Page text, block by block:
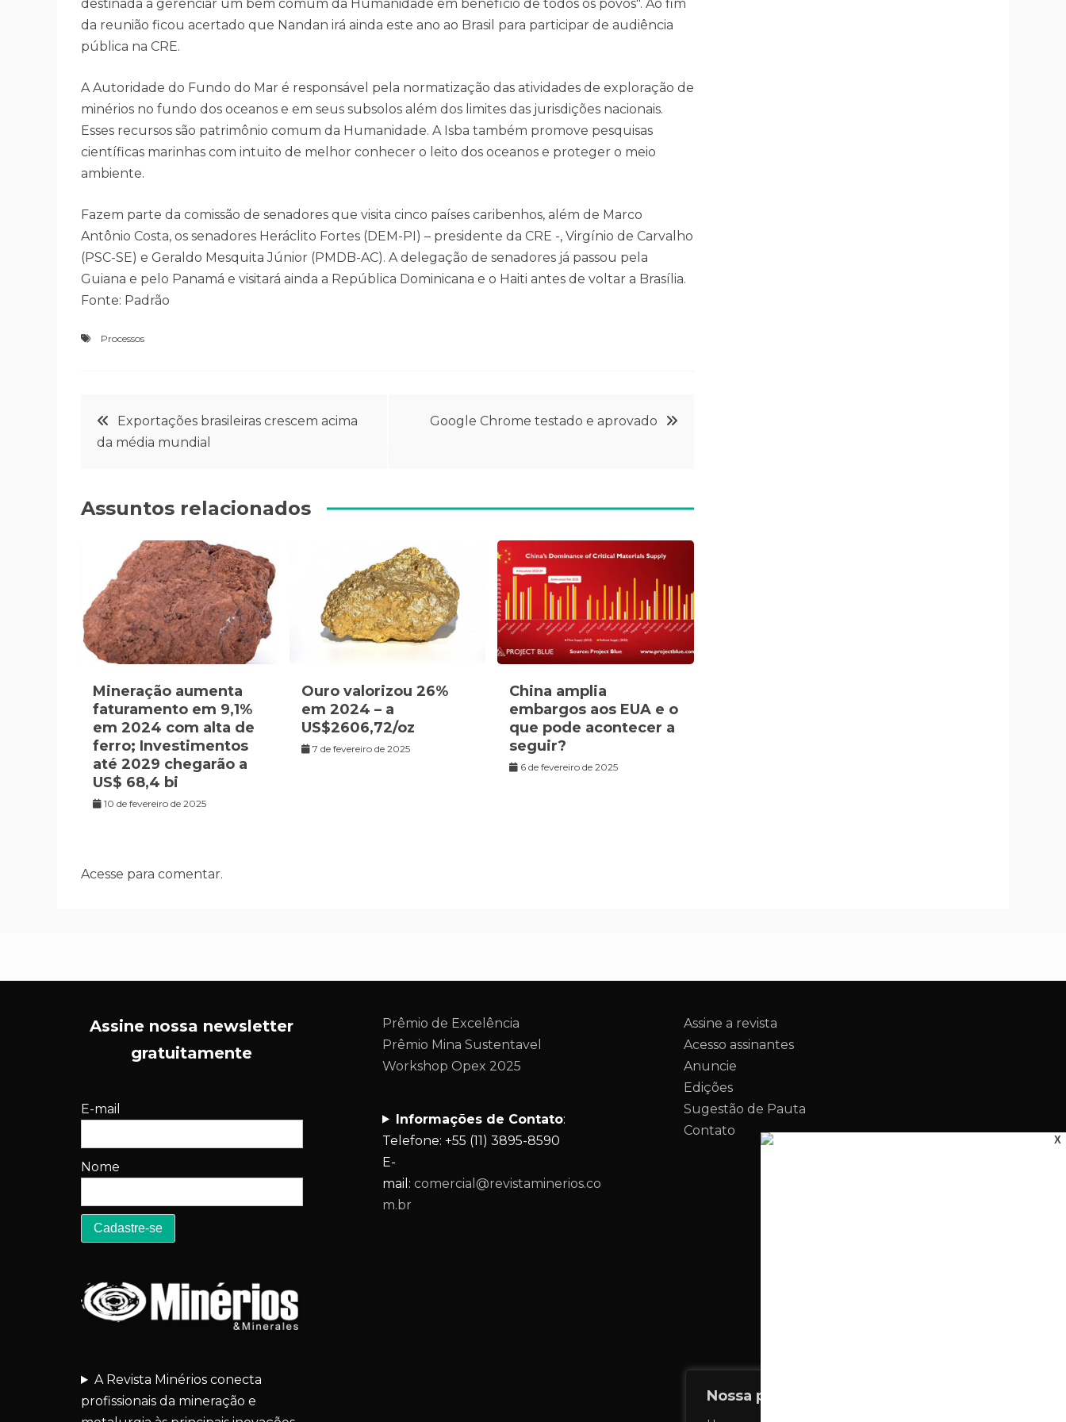
Nossa política de Privacidade
destinada a gerenciar um bem comum da Humanidade em benefício de todos os povos". Ao fim
da reunião ficou acertado que Nandan irá ainda este ano ao Brasil para participar de audiência
pública na CRE.
A Autoridade do Fundo do Mar é responsável pela normatização das atividades de exploração de
minérios no fundo dos oceanos e em seus subsolos além dos limites das jurisdições nacionais.
Esses recursos são patrimônio comum da Humanidade. A Isba também promove pesquisas
científicas marinhas com intuito de melhor conhecer o leito dos oceanos e proteger o meio
ambiente.
Fazem parte da comissão de senadores que visita cinco países caribenhos, além de Marco
Antônio Costa, os senadores Heráclito Fortes (DEM-PI) – presidente da CRE -, Virgínio de Carvalho
(PSC-SE) e Geraldo Mesquita Júnior (PMDB-AC). A delegação de senadores já passou pela
Guiana e pelo Panamá e visitará ainda a República Dominicana e o Haiti antes de voltar a Brasília.
Fonte: Padrão
Processos
Navegação
de
Post
Exportações brasileiras crescem acima
da média mundial
Google Chrome testado e aprovado
Assuntos relacionados
Mineração aumenta
faturamento em 9,1%
em 2024 com alta de
ferro; Investimentos
até 2029 chegarão a
US$ 68,4 bi
10 de fevereiro de 2025
Ouro valorizou 26%
em 2024 – a
US$2606,72/oz
7 de fevereiro de 2025
China amplia
embargos aos EUA e o
que pode acontecer a
seguir?
6 de fevereiro de 2025
Acesse para comentar.
Assine nossa newsletter
gratuitamente
E-mail
Nome
A Revista Minérios conecta
profissionais da mineração e
Prêmio de Excelência
Prêmio Mina Sustentavel
Workshop Opex 2025
Informações de Contato:
Telefone: +55 (11) 3895-8590
E-
mail: comercial@revistaminerios.co
m.br
Assine a revista
Acesso assinantes
Anuncie
Edições
Sugestão de Pauta
Contato
X